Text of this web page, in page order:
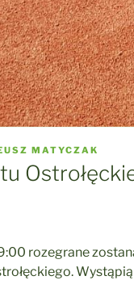
MATYCZAK
rozegrane